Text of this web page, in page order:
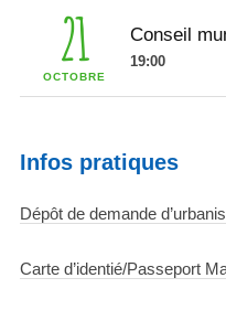
21
OCTOBRE
Conseil
19:00
Infos pratiques
Dépôt de demande
Carte d’identié/Passeport